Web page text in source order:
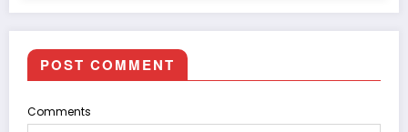
POST COMMENT
Comments